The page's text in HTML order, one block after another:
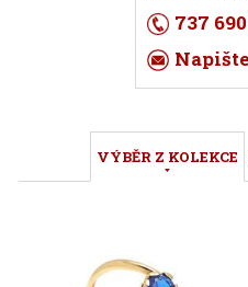
737
VÝBĚR Z KOLEKCE